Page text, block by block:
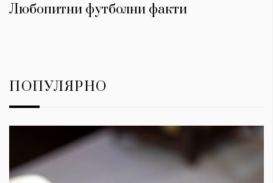
Любопитни футболни факти
ПОПУЛЯРНО